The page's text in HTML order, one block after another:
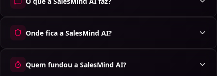
Onde fica a SalesMind AI?
Quem fundou a SalesMind AI?